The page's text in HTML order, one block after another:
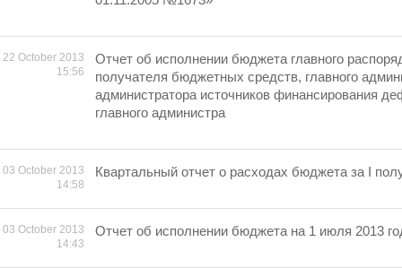
22 October 2013
15:56
Отчет об исполнении бюджета главного
получателя бюджетных средств, главного
администратора источников финансирования
главного администра
03 October 2013
14:58
Квартальный отчет о расходах бюджета за I
03 October 2013
14:43
Отчет об исполнении бюджета на 1 июля 2013